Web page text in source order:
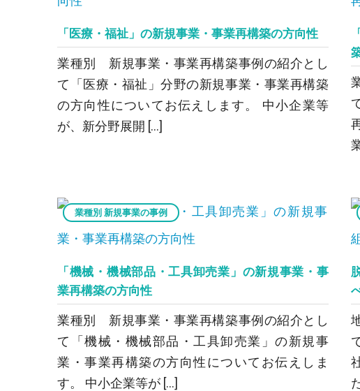
「医療・福祉」の新規事業・事業再構築の方向性
業種別 新規事業・事業再構築事例の紹介とし
て「医療・福祉」分野の新規事業・事業再構築
の方向性についてお伝えします。 中小企業等
が、新分野展開 […]
業種別 新規事業の事例
「機械・機械部品・工具卸売業」の新規事業・事
業再構築の方向性
業種別 新規事業・事業再構築事例の紹介とし
て「機械・機械部品・工具卸売業」の新規事
業・事業再構築の方向性についてお伝えしま
す。 中小企業等が […]